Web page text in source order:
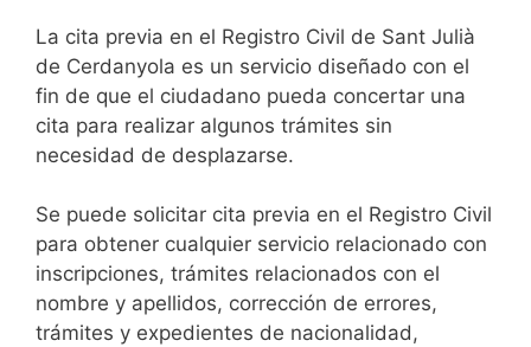
​​​​​​​​​​​​​​​​​​​​​​​​​​​​La cita previa en el Registro Civil de Sant Julià
de Cerdanyola es un servicio diseñado con el
fin de que el ciudadano pueda concertar una
cita para realizar algunos trámites sin
necesidad de desplazarse.​
Se puede solicitar cita previa en el Registro Civil
para obtener cualquier servicio relacionado con
inscripciones, trámites relacionados con el
nombre y apellidos, corrección de errores,
trámites y expedientes de nacionalidad,